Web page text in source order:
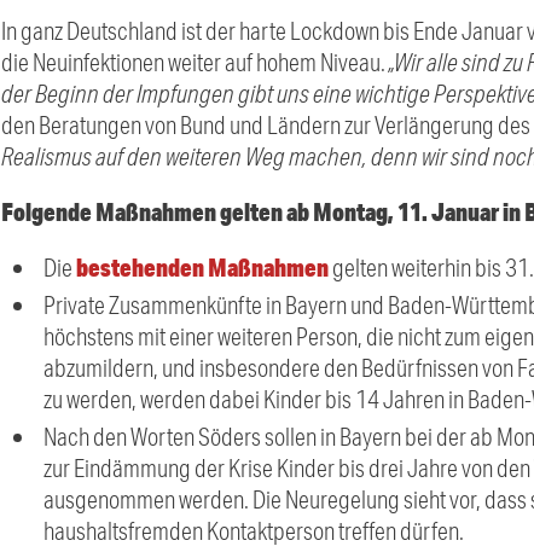
In ganz Deutschland ist der harte Lockdown bis Ende
die Neuinfektionen weiter auf hohem Niveau.„Wir alle sind
der Beginn der Impfungen gibt uns eine wichtige
den Beratungen von Bund und Ländern zur Verlängerung
Realismus auf den weiteren Weg machen, denn wir sind
Folgende Maßnahmen gelten ab Montag, 11. Januar
Diebestehenden Maßnahmengelten weiterhin bis
Private Zusammenkünfte in Bayern und Baden-
höchstens mit einer weiteren Person, die nicht zum
abzumildern, und insbesondere den Bedürfnissen von
zu werden, werden dabei Kinder bis 14 Jahren in
Nach den Worten Söders sollen in Bayern bei der ab
zur Eindämmung der Krise Kinder bis drei Jahre von
ausgenommen werden. Die Neuregelung sieht vor,
haushaltsfremden Kontaktperson treffen dürfen.